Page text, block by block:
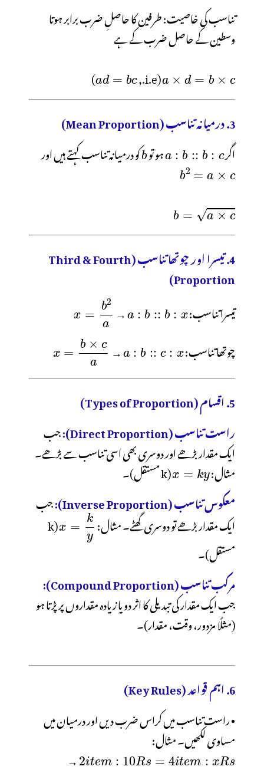
تناسب کی خاصیت: طرفین کا حاصلِ ضرب برابر ہوتا
وسطین کے حاصل ضرب کے ہے
(i.e.,
)
3. درمیانہ تناسب (Mean Proportion)
اگر
ہو تو کو درمیانہ تناسب کہتے ہیں اور
4. تیسرا اور چوتھا تناسب (Third & Fourth
Proportion)
تیسرا تناسب:
→
چوتھا تناسب:
→
5. اقسام (Types of Proportion)
راست تناسب (Direct Proportion):
جب
ایک مقدار بڑھے اور دوسری بھی اسی تناسب سے بڑھے۔
مثال:
(k مستقل)۔
معکوس تناسب (Inverse Proportion):
جب
ایک مقدار بڑھے تو دوسری گھٹے۔ مثال:
(k
مستقل)۔
مرکب تناسب (Compound Proportion):
جب ایک مقدار کی تبدیلی کا اثر دو یا زیادہ مقداروں پر پڑتا ہو
6. اہم قواعد (Key Rules)
• راست تناسب میں کراس ضرب دیں اور درمیان میں
مساوی لکھیں۔ مثال:
→